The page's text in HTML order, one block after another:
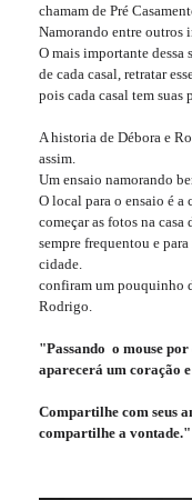
chamam de Pré
Namorando entre outros
O mais importante dessa
de cada casal, retratar
pois cada casal tem suas
A historia de Débora e
assim.
Um ensaio namorando
O local para o ensaio é
começar as fotos na
sempre frequentou e
cidade.
confiram um pouquinho
Rodrigo.
"Passando o mouse
aparecerá um coração
Compartilhe com seus
compartilhe a vontade."